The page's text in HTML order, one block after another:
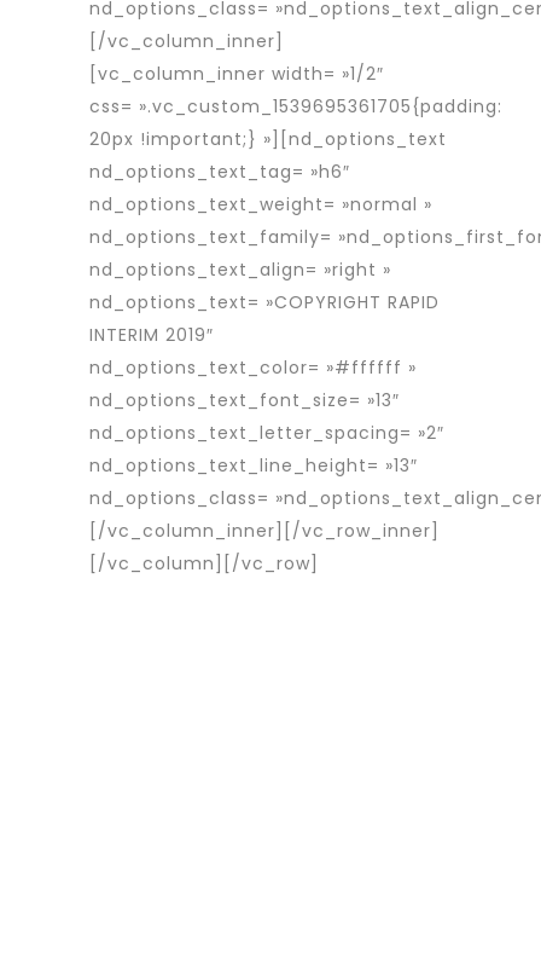
nd_options_class=
[/vc_column_inner]
[vc_column_inner width= »1/2″
css= ».vc_custom_1539695361705{padding:
20px !important;} »][nd_options_text
nd_options_text_tag= »h6″
nd_options_text_weight= »normal »
nd_options_text_family=
nd_options_text_align= »right »
nd_options_text= »COPYRIGHT RAPID
INTERIM 2019″
nd_options_text_color= »#ffffff »
nd_options_text_font_size= »13″
nd_options_text_letter_spacing= »2″
nd_options_text_line_height= »13″
nd_options_class=
[/vc_column_inner][/vc_row_inner]
[/vc_column][/vc_row]